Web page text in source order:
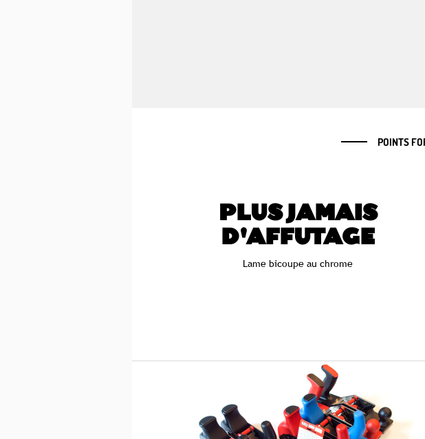
POINTS
PLUS JAMAIS
D'AFFUTAGE
Lame bicoupe au chrome